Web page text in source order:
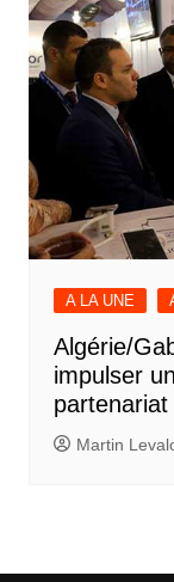
A LA UNE
Algérie/
impulser
Martin